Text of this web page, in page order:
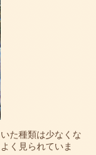
た種類は少なくな
く見られていま